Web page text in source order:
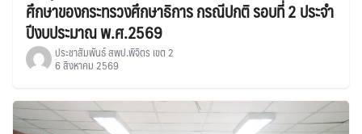
ศึกษาของกระทรวงศึกษาธิการ กรณีปกติ รอบที่ 2 ประจำ
ปีงบประมาณ พ.ศ.2569
ประชาสัมพันธ์ สพป.พิจิตร เขต 2
6 สิงหาคม 2569